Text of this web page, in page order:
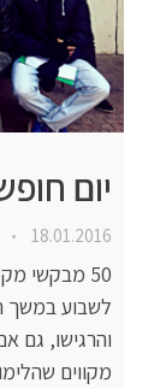
יום
18.01.2016
50 מבקשי
לשבוע במשך
והרגישו, גם
מקווים